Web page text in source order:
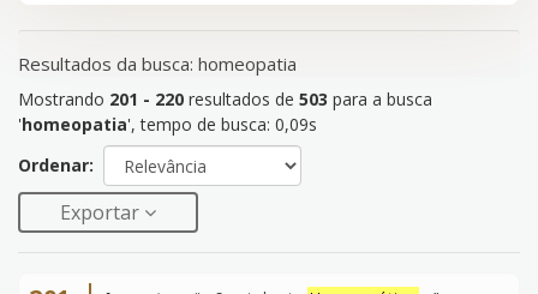
Resultados da busca: homeopatia
Mostrando 201 - 220 resultados de 503 para a busca
'homeopatia', tempo de busca: 0,09s
Ordenar:
Exportar